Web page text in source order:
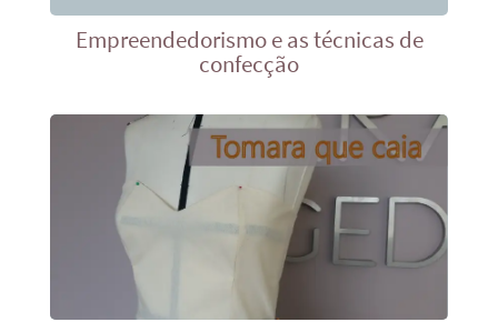
Empreendedorismo e as técnicas de
confecção